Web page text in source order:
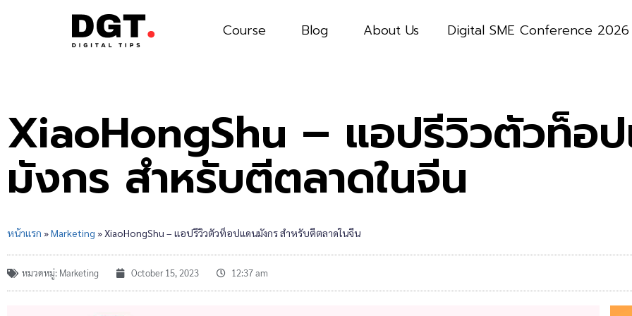
Course Blog About Us Digital SME Conference 2026
XiaoHongShu – แอปรีวิวตัวท็อ
มังกร สำหรับตีตลาดในจีน
หน้าแรก »Marketing »XiaoHongShu – แอปรีวิวตัวท็อปแดนมังกร สำหรับตีตลาดในจีน
หมวดหมู่: Marketing October 15, 2023 12:37 am